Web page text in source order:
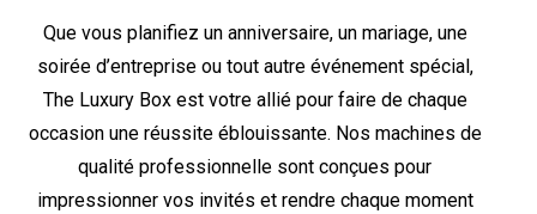
Que vous planifiez un anniversaire, un mariage, une
soirée d’entreprise ou tout autre événement spécial,
The Luxury Box est votre allié pour faire de chaque
occasion une réussite éblouissante. Nos machines de
qualité professionnelle sont conçues pour
impressionner vos invités et rendre chaque moment